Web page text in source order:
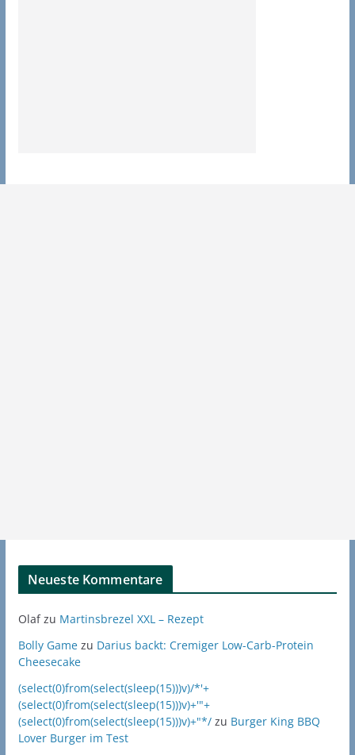
Neueste Kommentare
Olafzu Martinsbrezel XXL – Rezept
Bolly Gamezu Darius backt: Cremiger Low-Carb-Protein
Cheesecake
(select(0)from(select(sleep(15)))v)/*'+
(select(0)from(select(sleep(15)))v)+'"+
(select(0)from(select(sleep(15)))v)+"*/zu Burger King BBQ
Lover Burger im Test